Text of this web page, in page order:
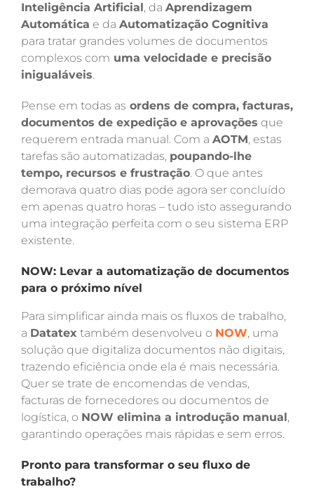
Inteligência Artificial, da Aprendizagem
Automática e da Automatização Cognitiva
para tratar grandes volumes de documentos
complexos com uma velocidade e precisão
inigualáveis.
Pense em todas as ordens de compra, facturas,
documentos de expedição e aprovações que
requerem entrada manual. Com a AOTM, estas
tarefas são automatizadas, poupando-lhe
tempo, recursos e frustração. O que antes
demorava quatro dias pode agora ser concluído
em apenas quatro horas – tudo isto assegurando
uma integração perfeita com o seu sistema ERP
existente.
NOW: Levar a automatização de documentos
para o próximo nível
Para simplificar ainda mais os fluxos de trabalho,
a Datatex também desenvolveu o NOW, uma
solução que digitaliza documentos não digitais,
trazendo eficiência onde ela é mais necessária.
Quer se trate de encomendas de vendas,
facturas de fornecedores ou documentos de
logística, o NOW elimina a introdução manual,
garantindo operações mais rápidas e sem erros.
Pronto para transformar o seu fluxo de
trabalho?